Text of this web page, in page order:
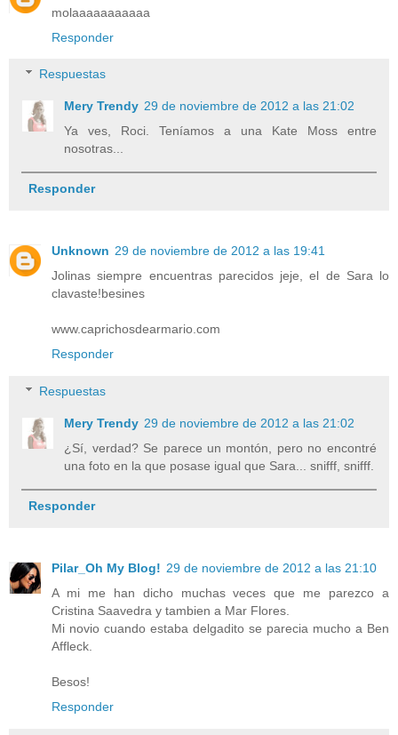
molaaaaaaaaaaa
Responder
Respuestas
Mery Trendy 29 de noviembre de 2012 a las 21:02
Ya ves, Roci. Teníamos a una Kate Moss entre
nosotras...
Responder
Unknown 29 de noviembre de 2012 a las 19:41
Jolinas siempre encuentras parecidos jeje, el de Sara lo
clavaste!besines
www.caprichosdearmario.com
Responder
Respuestas
Mery Trendy 29 de noviembre de 2012 a las 21:02
¿Sí, verdad? Se parece un montón, pero no encontré
una foto en la que posase igual que Sara... snifff, snifff.
Responder
Pilar_Oh My Blog! 29 de noviembre de 2012 a las 21:10
A mi me han dicho muchas veces que me parezco a
Cristina Saavedra y tambien a Mar Flores.
Mi novio cuando estaba delgadito se parecia mucho a Ben
Affleck.
Besos!
Responder